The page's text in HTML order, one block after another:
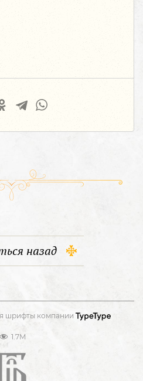
назад
шрифты компании
1.7M